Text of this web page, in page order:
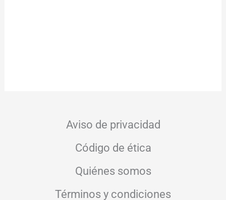
Aviso de privacidad
Código de ética
Quiénes somos
Términos y condiciones